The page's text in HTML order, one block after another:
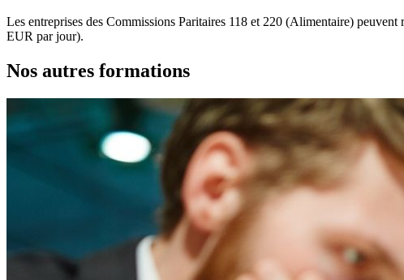
Les entreprises des Commissions Paritaires 118 et 220 (Alimentaire)
EUR par jour).
Nos autres formations